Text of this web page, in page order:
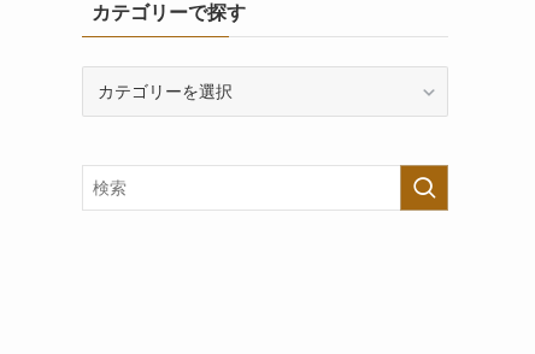
カテゴリーで探す
ー
で